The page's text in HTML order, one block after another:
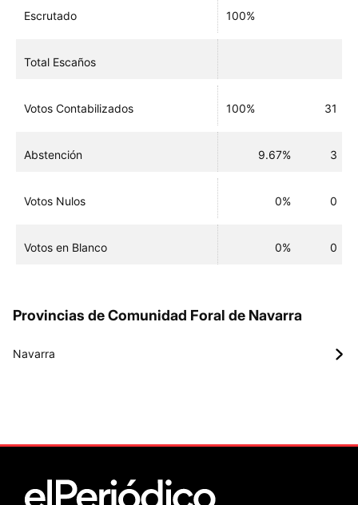
Escrutado 100%
Total Escaños
Votos Contabilizados 100% 31
Abstención 9.67% 3
Votos Nulos 0% 0
Votos en Blanco 0% 0
Provincias de Comunidad Foral de Navarra
Navarra